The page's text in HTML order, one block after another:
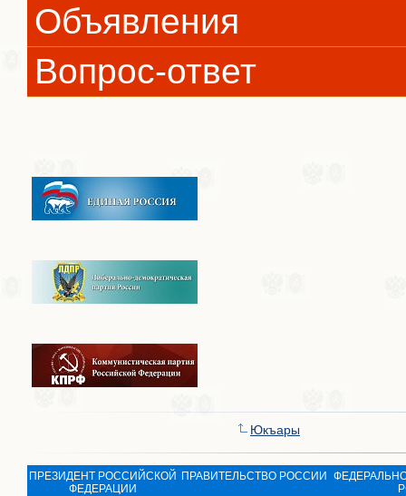
Объявления
Вопрос-ответ
Юкъары
ПРЕЗИДЕНТ РОССИЙСКОЙ
ФЕДЕРАЦИИ
ПРАВИТЕЛЬСТВО РОССИИ